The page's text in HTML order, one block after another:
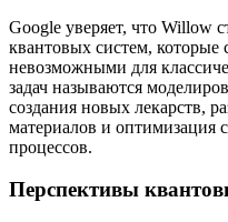
Google уверяет, что Willow
квантовых систем, которые
невозможными для
задач называются
создания новых лекарств,
материалов и оптимизация
процессов.
Перспективы